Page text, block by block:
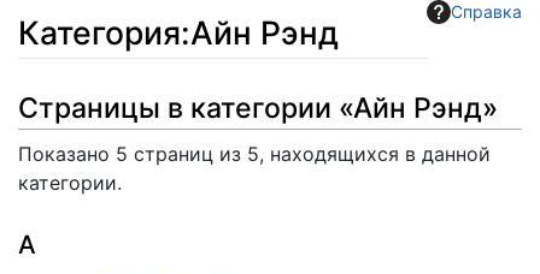
Справка
Категория:Айн Рэнд
Перейти к:
Страницы в категории «Айн Рэнд»
Показано 5 страниц из 5, находящихся в данной
категории.
А